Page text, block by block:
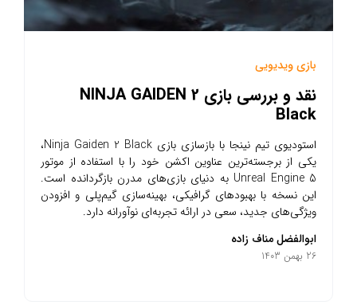
بازی ویدیویی
نقد و بررسی بازی NINJA GAIDEN 2
Black
استودیوی تیم نینجا با بازسازی بازی Ninja Gaiden 2 Black،
یکی از برجسته‌ترین عناوین اکشن خود را با استفاده از موتور
Unreal Engine 5 به دنیای بازی‌های مدرن بازگردانده است.
این نسخه با بهبودهای گرافیکی، بهینه‌سازی گیم‌پلی و افزودن
ویژگی‌های جدید، سعی در ارائه تجربه‌ای نوآورانه دارد.
ابوالفضل مناف زاده
26 بهمن 1403